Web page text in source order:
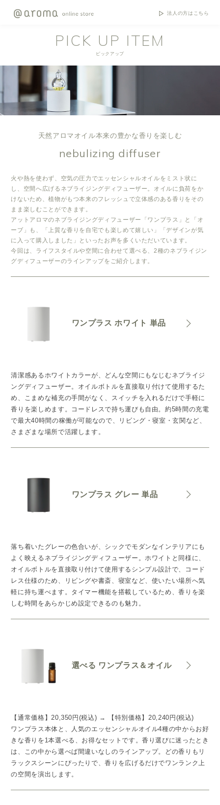
法人の方はこちら
PICK UP ITEM
ピックアップ
天然アロマオイル本来の豊かな香りを楽しむ
nebulizing diffuser
火や熱を使わず、空気の圧力でエッセンシャルオイルをミスト状に
し、空間へ広げるネブライジングディフューザー。オイルに負荷をか
けないため、植物がもつ本来のフレッシュで立体感のある香りをその
まま楽しむことができます。
アットアロマのネブライジングディフューザー「ワンプラス」と「オ
ーブ」も、「上質な香りを自宅でも楽しめて嬉しい」「デザインが気
に入って購入しました」といったお声を多くいただいています。
今回は、ライフスタイルや空間に合わせて選べる、2種のネブライジン
グディフューザーのラインアップをご紹介します。
ワンプラス ホワイト 単品
清潔感あるホワイトカラーが、どんな空間にもなじむネブライジ
ングディフューザー。オイルボトルを直接取り付けて使用するた
め、こまめな補充の手間がなく、スイッチを入れるだけで手軽に
香りを楽しめます。コードレスで持ち運びも自由。約5時間の充電
で最大40時間の稼働が可能なので、リビング・寝室・玄関など、
さまざまな場所で活躍します。
ワンプラス グレー 単品
落ち着いたグレーの色合いが、シックでモダンなインテリアにも
よく映えるネブライジングディフューザー。ホワイトと同様に、
オイルボトルを直接取り付けて使用するシンプル設計で、コード
レス仕様のため、リビングや書斎、寝室など、使いたい場所へ気
軽に持ち運べます。タイマー機能を搭載しているため、香りを楽
しむ時間をあらかじめ設定できるのも魅力。
選べる ワンプラス＆オイル
【通常価格】20,350円(税込) → 【特別価格】20,240円(税込)
ワンプラス本体と、人気のエッセンシャルオイル4種の中からお好
きな香りを1本選べる、お得なセットです。香り選びに迷ったとき
は、この中から選べば間違いなしのラインアップ。どの香りもリ
ラックスシーンにぴったりで、香りを広げるだけでワンランク上
の空間を演出します。